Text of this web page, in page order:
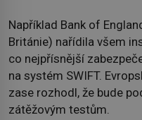
Například Bank of
Británie) nařídila všem
co nejpřísnější
na systém SWIFT.
zase rozhodl, že bude
zátěžovým testům.